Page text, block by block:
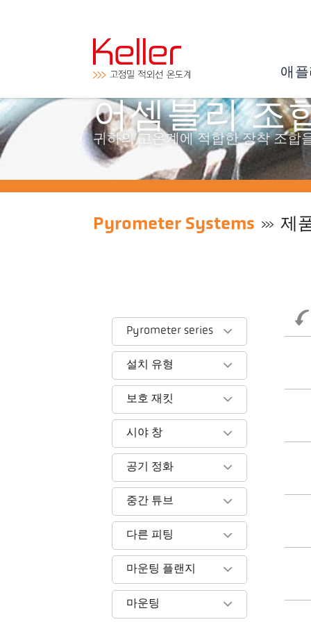
애
어셈블리 조
귀하의 고온계에 적합한 장착 조합
Pyrometer Systems 제
Pyrometer series
설치 유형
보호 재킷
시야 창
공기 정화
중간 튜브
다른 피팅
마운팅 플랜지
마운팅